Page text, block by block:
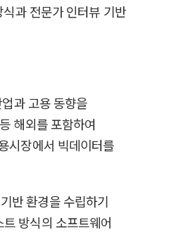
과 전문가 인터뷰 기반
과 고용 동향을
해외를 포함하여
시장에서 빅데이터를
반 환경을 수립하기
방식의 소프트웨어